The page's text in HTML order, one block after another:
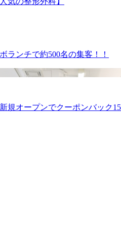
ランチで約500名の集客！！
規オープンでクーポンバック